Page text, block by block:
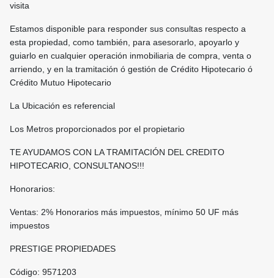
visita
Estamos disponible para responder sus consultas respecto a
esta propiedad, como también, para asesorarlo, apoyarlo y
guiarlo en cualquier operación inmobiliaria de compra, venta o
arriendo, y en la tramitación ó gestión de Crédito Hipotecario ó
Crédito Mutuo Hipotecario
La Ubicación es referencial
Los Metros proporcionados por el propietario
TE AYUDAMOS CON LA TRAMITACIÓN DEL CREDITO
HIPOTECARIO, CONSULTANOS!!!
Honorarios:
Ventas: 2% Honorarios más impuestos, mínimo 50 UF más
impuestos
PRESTIGE PROPIEDADES
Código: 9571203